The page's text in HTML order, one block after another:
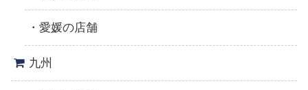
愛媛の店舗
九州